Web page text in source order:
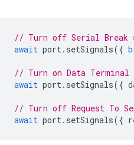
// Turn off Serial Break
await port. setSignals({
// Turn on Data Terminal
await port. setSignals({
// Turn off Request To
await port. setSignals({